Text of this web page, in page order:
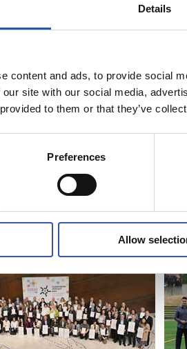
Details
content and ads, to provide social
site with our social media,
to them or that they’ve
Preferences
Allow
de los
Agenda
2030